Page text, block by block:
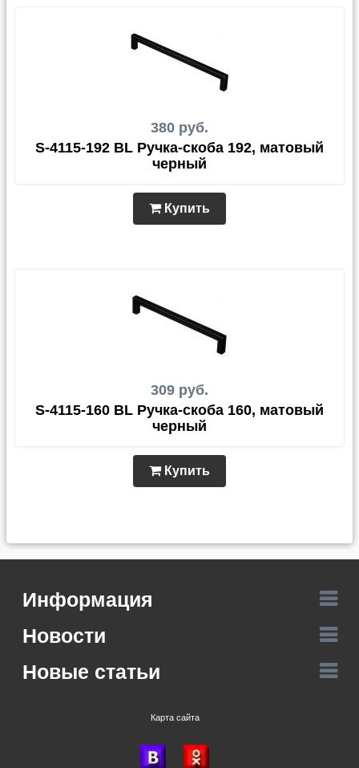
380 руб.
S-4115-192 BL Ручка-скоба 192, матовый
черный
Купить
309 руб.
S-4115-160 BL Ручка-скоба 160, матовый
черный
Купить
Информация
Новости
Новые статьи
Карта сайта